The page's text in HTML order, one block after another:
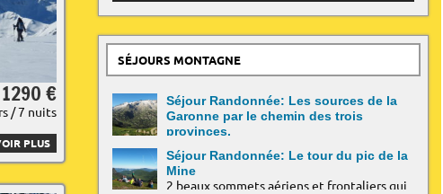
1290 €
/ 7 nuits
PLUS
SÉJOURS MONTAGNE
Séjour Randonnée: Les sources de la
Garonne par le chemin des trois
provinces.
Découverte des chemins historiques entre Occitanie,
Catalogne et Aragon
Séjour Randonnée: Le tour du pic de la
Mine
2 beaux sommets aériens et frontaliers qui